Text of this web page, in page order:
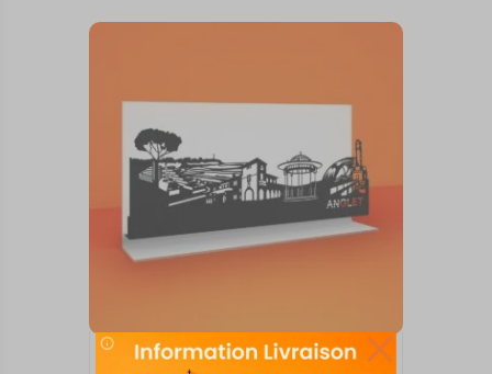
SKYLINE SUR SOCLE